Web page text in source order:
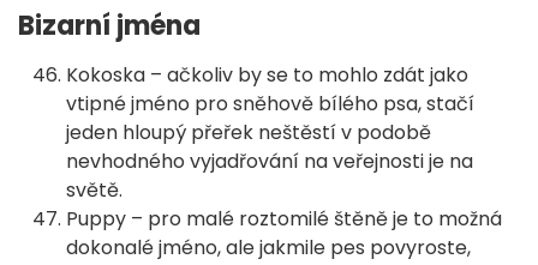
Bizarní jména
Kokoska – ačkoliv by se to mohlo zdát jako
vtipné jméno pro sněhově bílého psa, stačí
jeden hloupý přeřek neštěstí v podobě
nevhodného vyjadřování na veřejnosti je na
světě.
Puppy – pro malé roztomilé štěně je to možná
dokonalé jméno, ale jakmile pes povyroste,